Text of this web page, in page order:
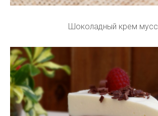
Шоколадный крем мусс